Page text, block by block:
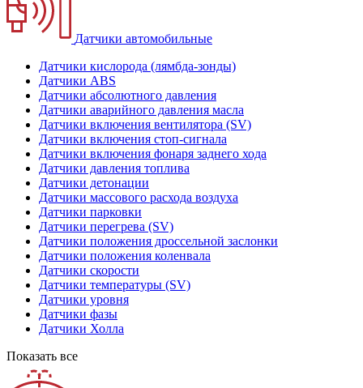
Датчики автомобильные
Датчики кислорода (лямбда-зонды)
Датчики ABS
Датчики абсолютного давления
Датчики аварийного давления масла
Датчики включения вентилятора (SV)
Датчики включения стоп-сигнала
Датчики включения фонаря заднего хода
Датчики давления топлива
Датчики детонации
Датчики массового расхода воздуха
Датчики парковки
Датчики перегрева (SV)
Датчики положения дроссельной заслонки
Датчики положения коленвала
Датчики скорости
Датчики температуры (SV)
Датчики уровня
Датчики фазы
Датчики Холла
Показать все